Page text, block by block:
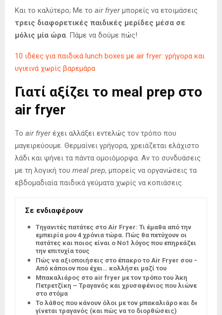
Και το καλύτερο; Με το air fryerμπορείς να ετοιμάσεις
τρεις διαφορετικές παιδικές μερίδες μέσα σε
μόλις μία ώρα. Πάμε να δούμε πώς!
10 ιδέες για παιδικά lunch boxes με air fryer: γρήγορα και
υγιεινά χωρίς βαρεμάρα
Γιατί αξίζει το meal prep στο
air fryer
Το air fryerέχει αλλάξει εντελώς τον τρόπο που
μαγειρεύουμε. Θερμαίνει γρήγορα, χρειάζεται ελάχιστο
λάδι και ψήνει τα πάντα ομοιόμορφα. Αν το συνδυάσεις
με τη λογική του meal prep, μπορείς να οργανώσεις τα
εβδομαδιαία παιδικά γεύματα χωρίς να κοπιάσεις.
Σε ενδιαφέρουν
Tηγανιτές πατάτες στο Air Fryer: Τι έμαθα από την
εμπειρία μου 4 χρόνια τώρα. Πώς θα πετύχουν οι
πατάτες και ποιος είναι ο Νο1 λόγος που επηρεάζει
την επιτυχία τους
Πώς να αξιοποιήσεις στο έπακρο το Air Fryer σου –
Από κάποιον που έχει… κολλήσει μαζί του
Μπακαλιάρος στο air fryer με τον τρόπο του Άκη
Πετρετζίκη – Τραγανός και χρυσαφένιος που λιώνει
στο στόμα
Το λάθος που κάνουν όλοι με τον μπακαλιάρο και δεν
γίνεται τραγανός (και πώς να το διορθώσεις)